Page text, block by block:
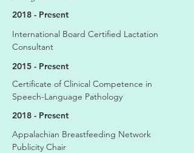
2018 - Present
International Board Certified Lactation
Consultant
2015 - Present
Certificate of Clinical Competence in
Speech-Language Pathology
2018 - Present
Appalachian Breastfeeding Network
Publicity Chair